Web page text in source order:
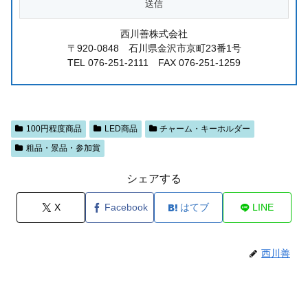
西川善株式会社
〒920-0848 石川県金沢市京町23番1号
TEL 076-251-2111 FAX 076-251-1259
100円程度商品 LED商品
チャーム・キーホルダー
粗品・景品・参加賞
シェアする
X Facebook はてブ LINE
西川善